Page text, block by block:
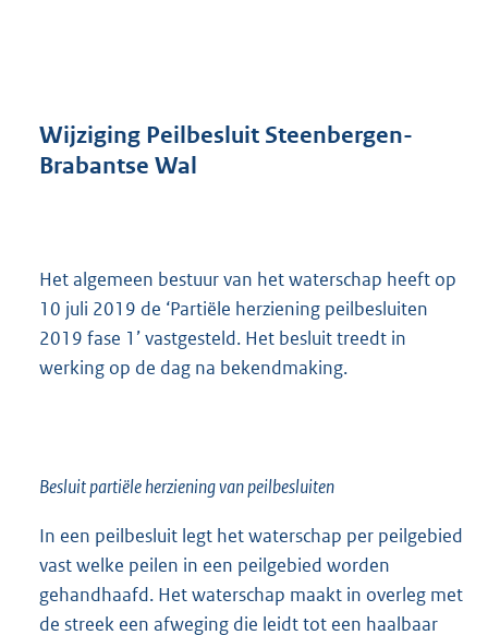
r
2
5
9
b
Wijziging Peilbesluit Steenbergen-
Brabantse Wal
Het algemeen bestuur van het waterschap heeft op
10 juli 2019 de ‘Partiële herziening peilbesluiten
2019 fase 1’ vastgesteld. Het besluit treedt in
werking op de dag na bekendmaking.
Besluit partiële herziening van peilbesluiten
In een peilbesluit legt het waterschap per peilgebied
vast welke peilen in een peilgebied worden
gehandhaafd. Het waterschap maakt in overleg met
de streek een afweging die leidt tot een haalbaar